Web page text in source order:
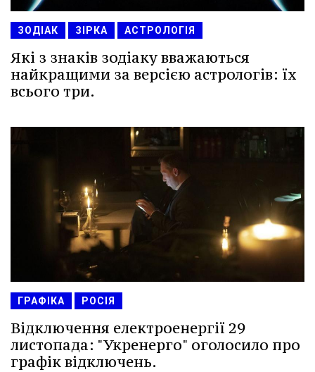
ЗОДІАК ЗІРКА АСТРОЛОГІЯ
Які з знаків зодіаку вважаються
найкращими за версією астрологів: їх
всього три.
ГРАФІКА РОСІЯ
Відключення електроенергії 29
листопада: "Укренерго" оголосило про
графік відключень.